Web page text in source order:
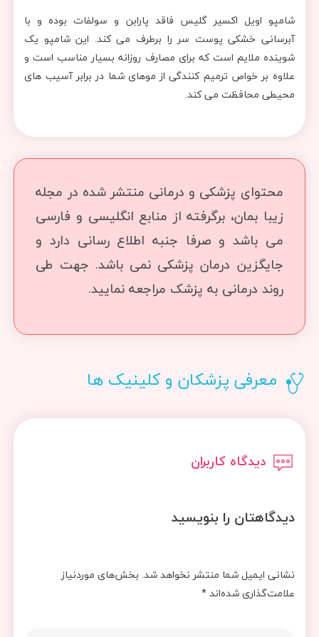
شامپو اویل اکسیر گلیس فاقد پارابن و سولفات بوده و با
آبرسانی خشکی پوست سر را برطرف می کند. این شامپو یک
شوینده ملایم است که برای مصارف روزانه بسیار مناسب است و
علاوه بر خواص ترمیم کنندگی از موهای شما در برابر آسیب های
محیطی محافظت می کند.
محتوای پزشکی و درمانی منتشر شده در مجله
زیبا بمان، برگرفته از منابع انگلیسی و فارسی
می باشد و صرفا جنبه اطلاع رسانی دارد و
جایگزین درمان پزشکی نمی باشد. جهت طی
روند درمانی به پزشک مراجعه نمایید.
معرفی پزشکان و کلینیک ها
دیدگاه کاربران
دیدگاهتان را بنویسید
نشانی ایمیل شما منتشر نخواهد شد. بخش‌های موردنیاز
علامت‌گذاری شده‌اند*